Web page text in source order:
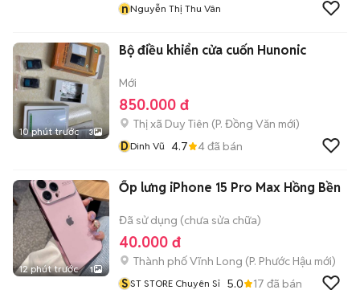
nNguyễn Thị Thu Vân
10 phút trước 3
Bộ điều khiển cửa cuốn Hunonic
Mới
850.000 đ
Thị xã Duy Tiên (P. Đồng Văn mới)
DDinh Vũ 4.7 4đã bán
12 phút trước 1
Ốp lưng iPhone 15 Pro Max Hồng Bền
Đã sử dụng (chưa sửa chữa)
40.000 đ
Thành phố Vĩnh Long (P. Phước Hậu mới)
S ST STORE Chuyên Sỉ 5.0 17 đã bán